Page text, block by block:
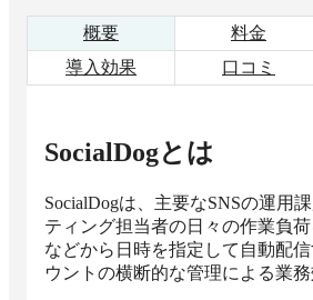
概要 料金
導入効果
口コミ
SocialDogとは
SocialDogは、主要なSNSの運用
ティング担当者の日々の作業負
などから日時を指定して自動配
ウントの横断的な管理による業務